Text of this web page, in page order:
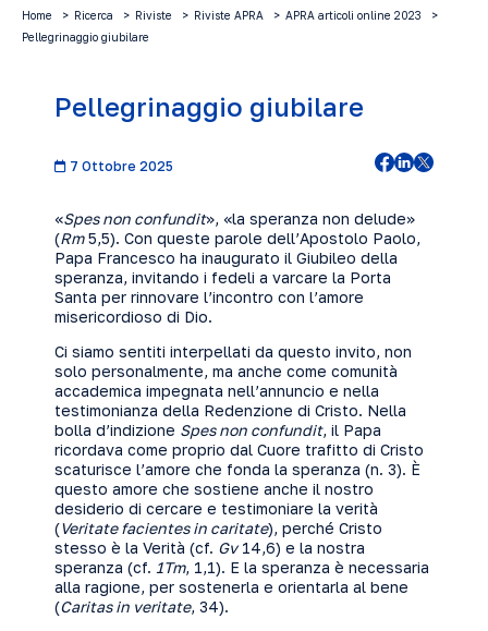
Home Ricerca Riviste Riviste APRA
APRA articoli online 2023
Pellegrinaggio giubilare
Pellegrinaggio giubilare
7 Ottobre 2025
«Spes non confundit», «la speranza non delude»
(Rm5,5). Con queste parole dell’Apostolo Paolo,
Papa Francesco ha inaugurato il Giubileo della
speranza, invitando i fedeli a varcare la Porta
Santa per rinnovare l’incontro con l’amore
misericordioso di Dio.
Ci siamo sentiti interpellati da questo invito, non
solo personalmente, ma anche come comunità
accademica impegnata nell’annuncio e nella
testimonianza della Redenzione di Cristo. Nella
bolla d’indizione Spes non confundit, il Papa
ricordava come proprio dal Cuore trafitto di Cristo
scaturisce l’amore che fonda la speranza (n. 3). È
questo amore che sostiene anche il nostro
desiderio di cercare e testimoniare la verità
(Veritate facientes in caritate), perché Cristo
stesso è la Verità (cf. Gv14,6) e la nostra
speranza (cf. 1Tm, 1,1). E la speranza è necessaria
alla ragione, per sostenerla e orientarla al bene
(Caritas in veritate, 34).